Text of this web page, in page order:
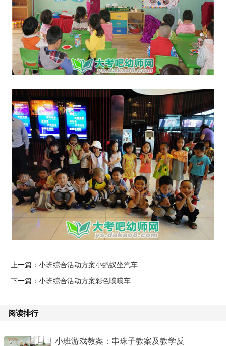
上一篇： 小班综合活动方案小蚂蚁坐汽车
下一篇： 小班综合活动方案彩色噗噗车
阅读排行
小班游戏教案：串珠子教案及教学反